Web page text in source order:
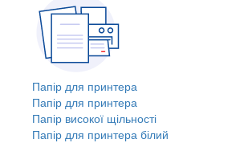
Папір для принтера
Папір для принтера
Папір високої щільності
Папір для принтера білий